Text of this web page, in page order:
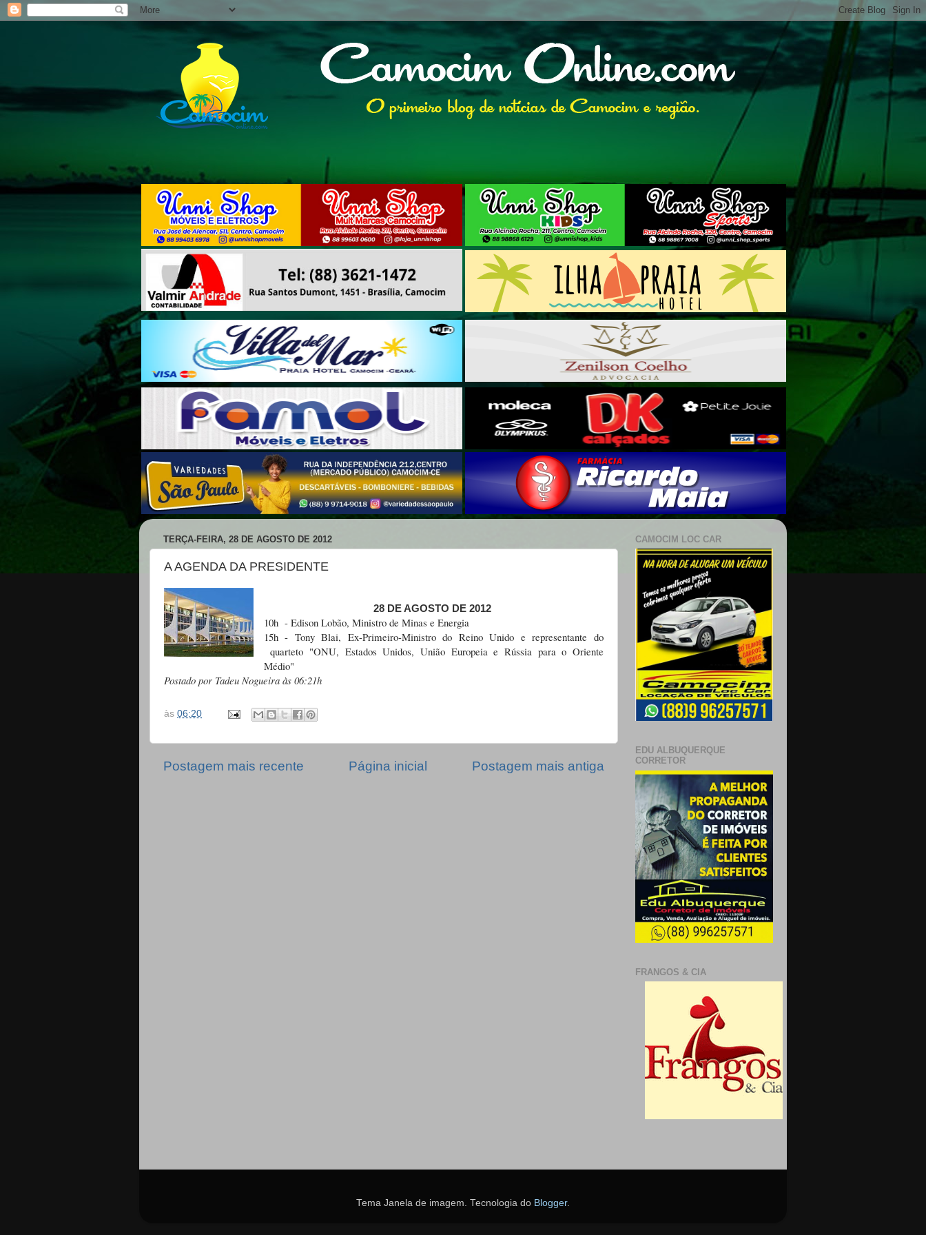
TERÇA-FEIRA, 28 DE AGOSTO DE 2012
A AGENDA DA PRESIDENTE
28 DE AGOSTO DE 2012
10h - Edison Lobão, Ministro de Minas e Energia
15h - Tony Blai, Ex-Primeiro-Ministro do Reino Unido e representante do
quarteto "ONU, Estados Unidos, União Europeia e Rússia para o Oriente
Médio"
Postado por Tadeu Nogueira às 06:21h
às 06:20
Postagem mais recente Postagem mais antiga
Página inicial
CAMOCIM LOC CAR
EDU ALBUQUERQUE
CORRETOR
FRANGOS & CIA
Tema Janela de imagem. Tecnologia do Blogger.